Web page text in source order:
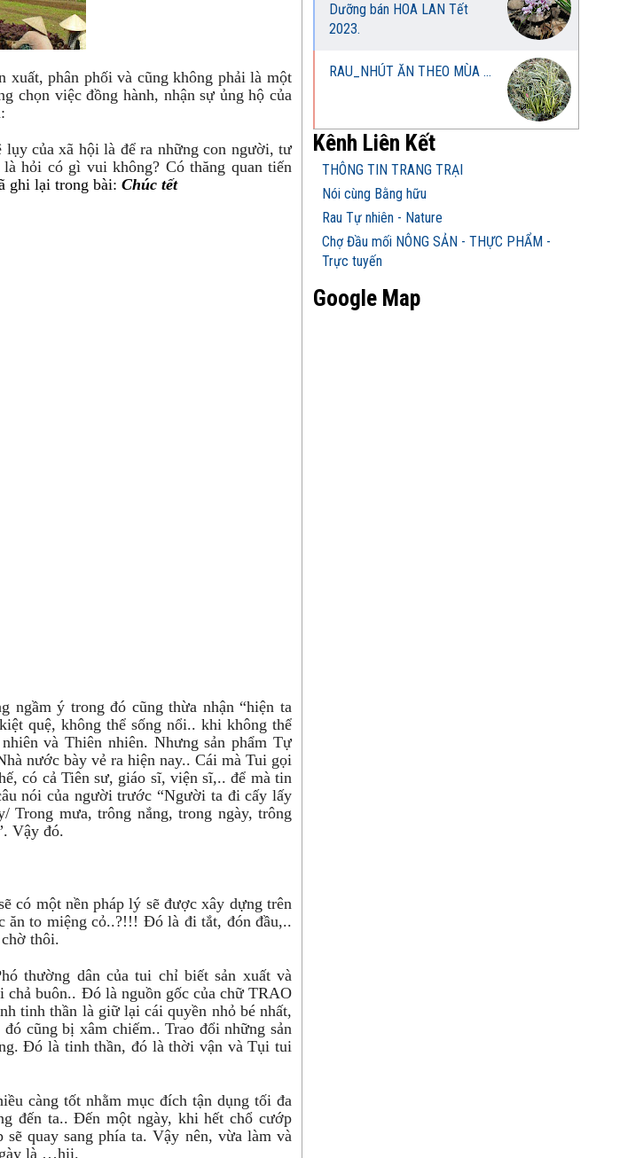
phân phối và cũng không phải là một
chọn việc đồng hành, nhận sự ủng hộ của
lụy của xã hội là để ra những con người, tư
hỏi có gì vui không? Có thăng quan tiến
ghi lại trong bài: Chúc tết
ngầm ý trong đó cũng thừa nhận “hiện ta
quệ, không thể sống nổi.. khi không thể
và Thiên nhiên. Nhưng sản phẩm Tự
nước bày vẻ ra hiện nay.. Cái mà Tui gọi
có cả Tiên sư, giáo sĩ, viện sĩ,.. để mà tin
nói của người trước “Người ta đi cấy lấy
Trong mưa, trông nắng, trong ngày, trông
Vậy đó.
có một nền pháp lý sẽ được xây dựng trên
ăn to miệng cỏ..?!!! Đó là đi tắt, đón đầu,..
thôi.
thường dân của tui chỉ biết sản xuất và
buôn.. Đó là nguồn gốc của chữ TRAO
tinh thần là giữ lại cái quyền nhỏ bé nhất,
cũng bị xâm chiếm.. Trao đổi những sản
Đó là tinh thần, đó là thời vận và Tụi tui
càng tốt nhằm mục đích tận dụng tối đa
đến ta.. Đến một ngày, khi hết chổ cướp
quay sang phía ta. Vậy nên, vừa làm và
là …hii.
Dưỡng bán HOA LAN Tết
2023.
RAU_NHÚT ĂN THEO MÙA ...
Kênh Liên Kết
THÔNG TIN TRANG TRẠI
Nói cùng Bằng hữu
Rau Tự nhiên - Nature
Chợ Đầu mối NÔNG SẢN - THỰC PHẨM -
Trực tuyến
Google Map